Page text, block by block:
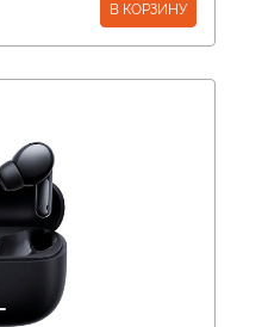
В КОРЗИНУ